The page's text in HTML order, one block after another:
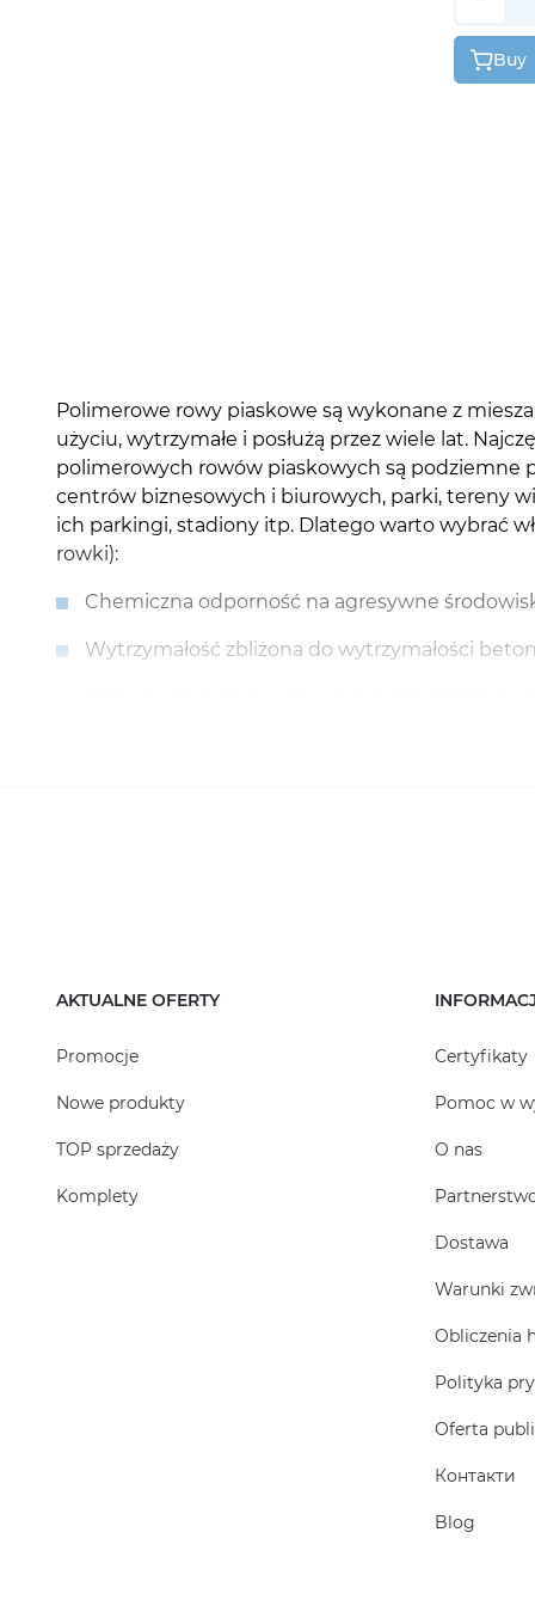
Buy
Polimerowe rowy piaskowe są wykonane z
użyciu, wytrzymałe i posłużą przez wiele lat.
polimerowych rowów piaskowych są podziemne
centrów biznesowych i biurowych, parki, tereny
ich parkingi, stadiony itp. Dlatego warto wybrać
rowki):
Chemiczna odporność na agresywne
Wytrzymałość zbliżona do wytrzymałości
AKTUALNE OFERTY
Promocje
Nowe produkty
TOP sprzedaży
Komplety
Certyfikaty
Pomoc w
O nas
Dostawa
Warunki
Obliczenia
Polityka
Oferta
Контакти
Blog